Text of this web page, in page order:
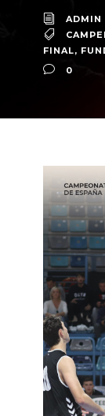
ADMIN
FINAL,
0